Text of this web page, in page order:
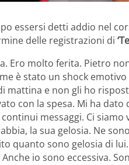
essersi detti addio nel
delle registrazioni di
Ero molto ferita. Pietro
è stato un shock
mattina e non gli ho
con la spesa. Mi ha
messaggi. Ci siamo
la sua gelosia. Ne
quanto sono gelosia di
io sono eccessiva.